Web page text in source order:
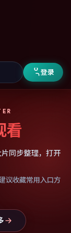
登录
看
同步整理，打开
议收藏常用入口方